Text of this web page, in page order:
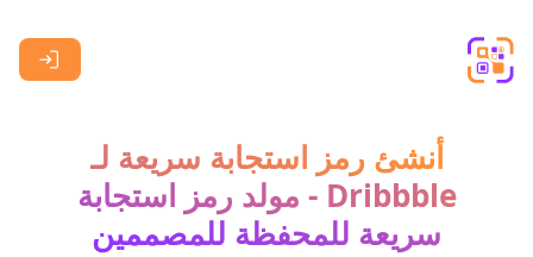
أنشئ رمز استجابة سريعة لـ
Dribbble - مولد رمز استجابة
سريعة للمحفظة للمصممين